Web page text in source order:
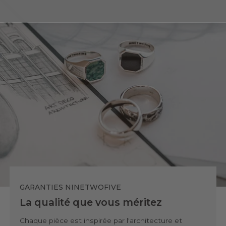
GARANTIES NINETWOFIVE
La qualité que vous méritez
Chaque pièce est inspirée par l'architecture et